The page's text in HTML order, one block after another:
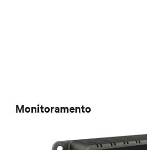
Monitoramento